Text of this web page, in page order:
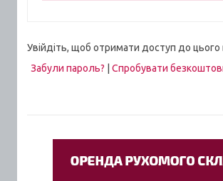
Увійдіть, щоб отримати доступ до цього
Забули пароль?
Спробувати